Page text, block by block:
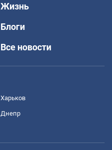
Жизнь
Блоги
Все новости
Харьков
Днепр